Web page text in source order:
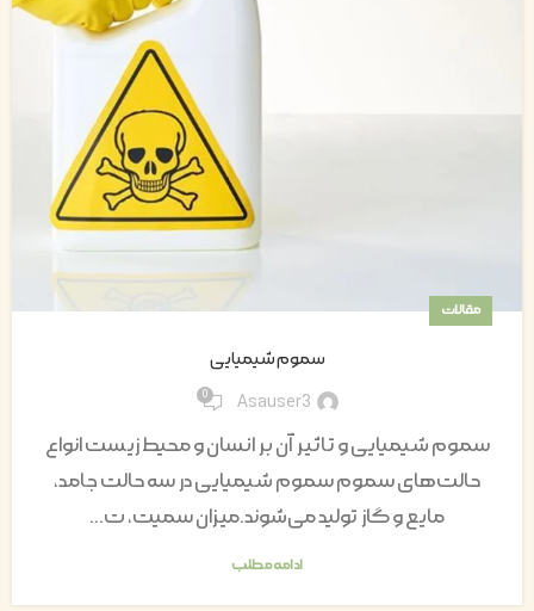
مقالات
سموم شیمیایی
Asauser3
0
سموم شیمیایی و تاثیر آن بر انسان و محیط زیست انواع
حالت‌های سموم سموم شیمیایی در سه حالت جامد،
مایع و گاز تولید می‌شوند.میزان سمیت، ت...
ادامه مطلب